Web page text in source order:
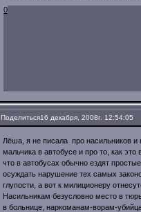
0
Поделиться16 декабря, 2008г. 12:54:05
Лёша, я не писала про насильников и
мальчика в автобусе и про то, как
что в автобусах обычно ездят
осуждать нарушение тех самых
глупости, а вот к милиционеру
Насильникам безусловно место в
в больнице, наркоманам-ворам-